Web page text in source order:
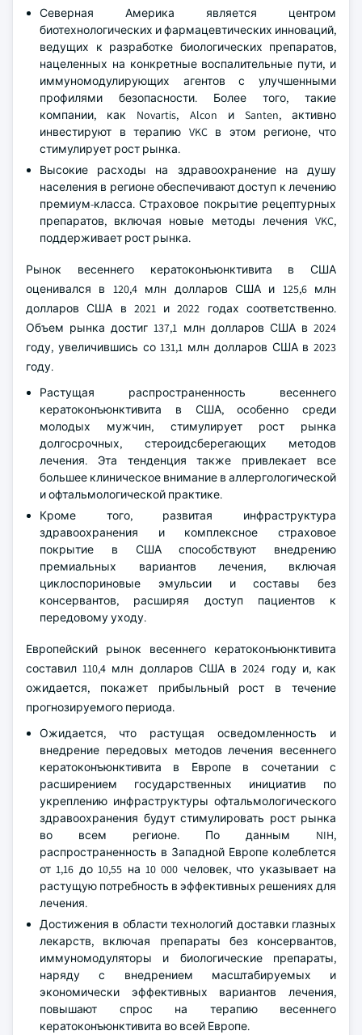
Северная Америка является центром
биотехнологических и фармацевтических инноваций,
ведущих к разработке биологических препаратов,
нацеленных на конкретные воспалительные пути, и
иммуномодулирующих агентов с улучшенными
профилями безопасности. Более того, такие
компании, как Novartis, Alcon и Santen, активно
инвестируют в терапию VKC в этом регионе, что
стимулирует рост рынка.
Высокие расходы на здравоохранение на душу
населения в регионе обеспечивают доступ к лечению
премиум-класса. Страховое покрытие рецептурных
препаратов, включая новые методы лечения VKC,
поддерживает рост рынка.
Рынок весеннего кератоконъюнктивита в США
оценивался в 120,4 млн долларов США и 125,6 млн
долларов США в 2021 и 2022 годах соответственно.
Объем рынка достиг 137,1 млн долларов США в 2024
году, увеличившись со 131,1 млн долларов США в 2023
году.
Растущая распространенность весеннего
кератоконъюнктивита в США, особенно среди
молодых мужчин, стимулирует рост рынка
долгосрочных, стероидсберегающих методов
лечения. Эта тенденция также привлекает все
большее клиническое внимание в аллергологической
и офтальмологической практике.
Кроме того, развитая инфраструктура
здравоохранения и комплексное страховое
покрытие в США способствуют внедрению
премиальных вариантов лечения, включая
циклоспориновые эмульсии и составы без
консервантов, расширяя доступ пациентов к
передовому уходу.
Европейский рынок весеннего кератоконъюнктивита
составил 110,4 млн долларов США в 2024 году и, как
ожидается, покажет прибыльный рост в течение
прогнозируемого периода.
Ожидается, что растущая осведомленность и
внедрение передовых методов лечения весеннего
кератоконъюнктивита в Европе в сочетании с
расширением государственных инициатив по
укреплению инфраструктуры офтальмологического
здравоохранения будут стимулировать рост рынка
во всем регионе. По данным NIH,
распространенность в Западной Европе колеблется
от 1,16 до 10,55 на 10 000 человек, что указывает на
растущую потребность в эффективных решениях для
лечения.
Достижения в области технологий доставки глазных
лекарств, включая препараты без консервантов,
иммуномодуляторы и биологические препараты,
наряду с внедрением масштабируемых и
экономически эффективных вариантов лечения,
повышают спрос на терапию весеннего
кератоконъюнктивита во всей Европе.